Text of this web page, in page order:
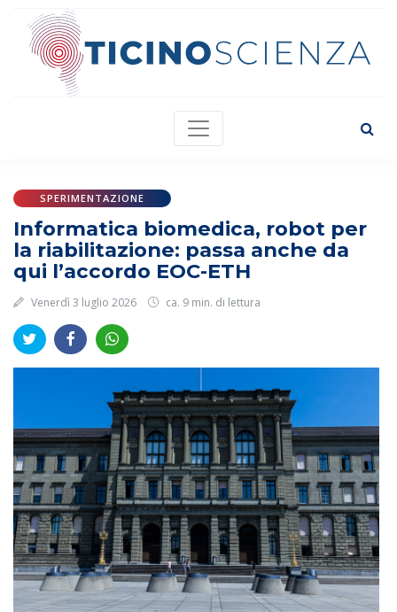
SPERIMENTAZIONE
Informatica biomedica, robot per
la riabilitazione: passa anche da
qui l’accordo EOC-ETH
Venerdì 3 luglio 2026 ca. 9 min. di lettura